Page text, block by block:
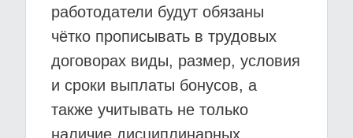
работодатели будут обязаны
чётко прописывать в трудовых
договорах виды, размер, условия
и сроки выплаты бонусов, а
также учитывать не только
наличие дисциплинарных